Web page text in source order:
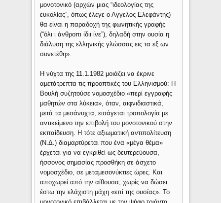
μονοτονικό (αρχών μιας “ιδεολογίας της
ευκολίας”, όπως έλεγε ο Αγγελος Ελεφάντης)
θα είναι η παραδοχή της φωνητικής γραφής
(“όλι ι άνθροπι ίδιι ίνε”), δηλαδή στην ουσία η
διάλυση της ελληνικής γλώσσας εις τα εξ ων
συνετέθη».
Η νύχτα της 11.1.1982 μοιάζει να έκρινε
αμετάτρεπτα τις προοπτικές του Ελληνισμού: Η
Βουλή συζητούσε νομοσχέδιο «περί εγγραφής
μαθητών στα λύκεια», όταν, αιφνιδιαστικά,
μετά τα μεσάνυχτα, εισάγεται τροπολογία με
αντικείμενο την επιβολή του μονοτονικού στην
εκπαίδευση. Η τότε αξιωματική αντιπολίτευση
(Ν.Δ.) διαμαρτύρεται που ένα «μέγα θέμα»
έρχεται για να εγκριθεί ως δευτερεύουσα,
ήσσονος σημασίας προσθήκη σε άσχετο
νομοσχέδιο, σε μεταμεσονύκτιες ώρες. Και
αποχωρεί από την αίθουσα, χωρίς να δώσει
έστω την ελάχιστη μάχη «επί της ουσίας». Το